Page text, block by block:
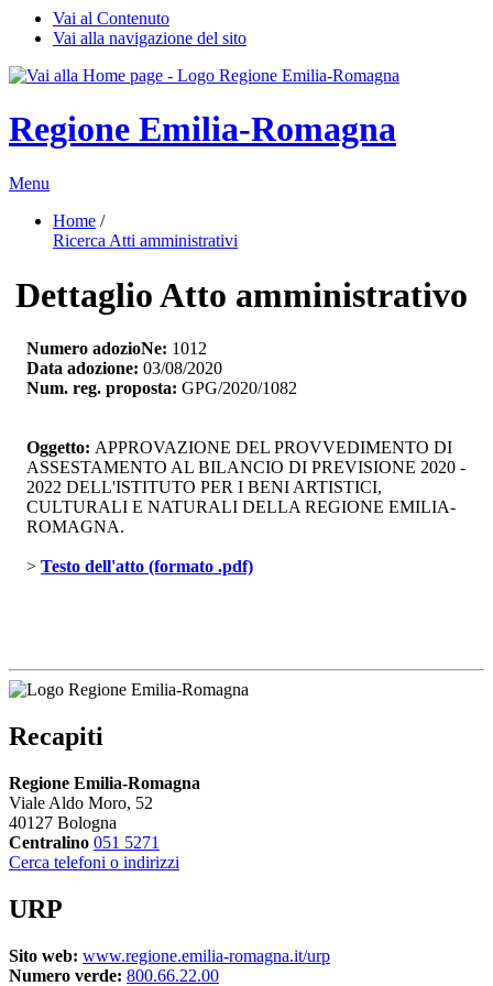
Vai al Contenuto
Vai alla navigazione del sito
Regione Emilia-Romagna
Menu
Home /
Ricerca Atti amministrativi
Dettaglio Atto amministrativo
Numero adozioNe: 1012
Data adozione: 03/08/2020
Num. reg. proposta: GPG/2020/1082
Oggetto: APPROVAZIONE DEL PROVVEDIMENTO DI
ASSESTAMENTO AL BILANCIO DI PREVISIONE 2020 -
2022 DELL'ISTITUTO PER I BENI ARTISTICI,
CULTURALI E NATURALI DELLA REGIONE EMILIA-
ROMAGNA.
> Testo dell'atto (formato .pdf)
Recapiti
Regione Emilia-Romagna
Viale Aldo Moro, 52
40127 Bologna
Centralino 051 5271
Cerca telefoni o indirizzi
URP
Sito web: www.regione.emilia-romagna.it/urp
Numero verde: 800.66.22.00